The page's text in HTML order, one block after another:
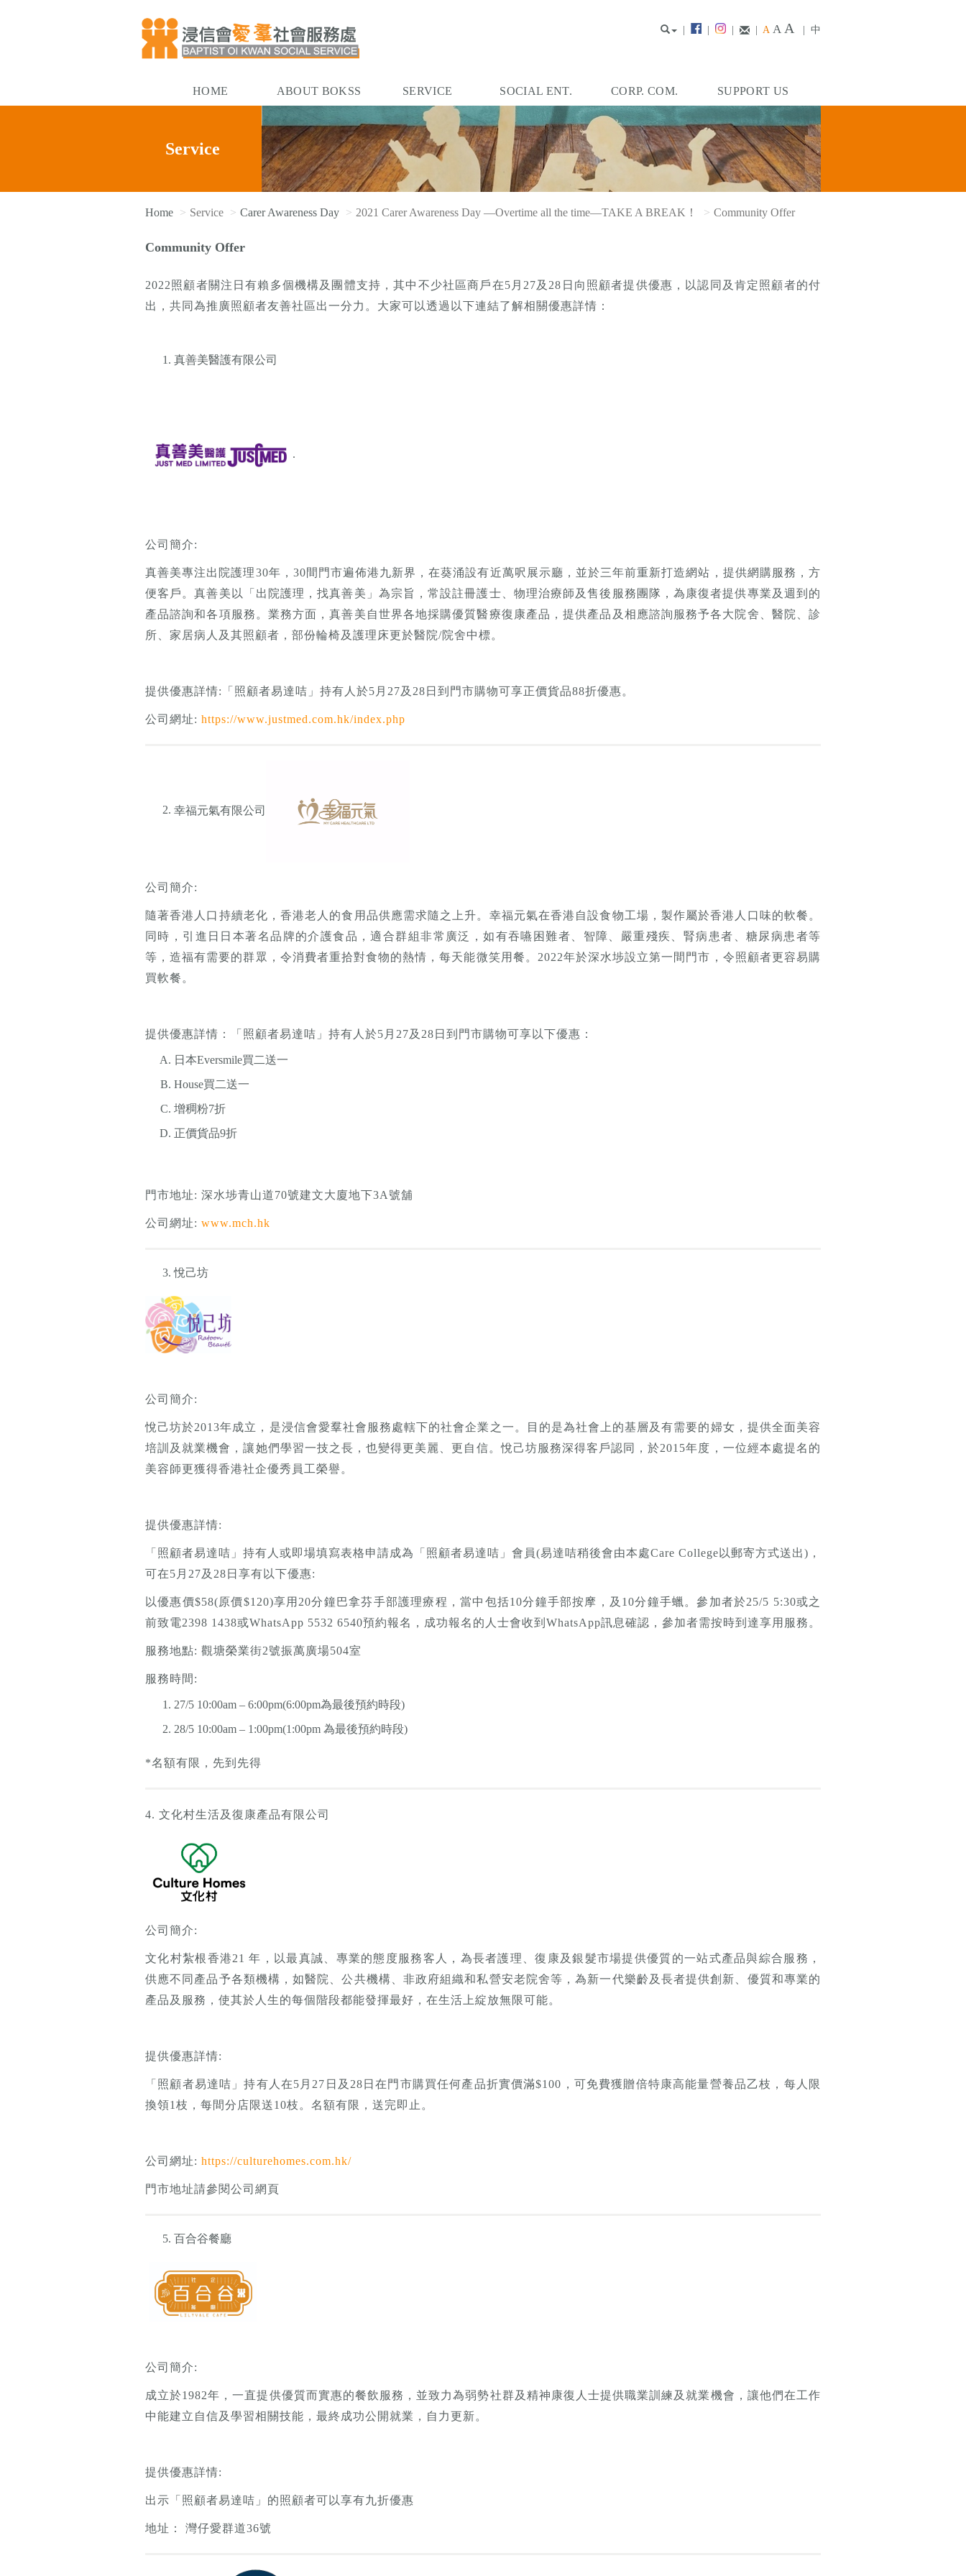
| | | A A A 中
HOME ABOUT BOKSS SERVICE SOCIAL ENT. CORP. COM. SUPPORT US
Service
Home Service Carer Awareness Day 2021 Carer Awareness Day —Overtime all the time—TAKE A BREAK！ Community Offer
Community Offer
2022照顧者關注日有賴多個機構及團體支持，其中不少社區商戶在5月27及28日向照顧者提供優惠，以認同及肯定照顧者的付
出，共同為推廣照顧者友善社區出一分力。大家可以透過以下連結了解相關優惠詳情：
真善美醫護有限公司
公司簡介:
真善美專注出院護理30年，30間門市遍佈港九新界，在葵涌設有近萬呎展示廳，並於三年前重新打造網站，提供網購服務，方
便客戶。真善美以「出院護理，找真善美」為宗旨，常設註冊護士、物理治療師及售後服務團隊，為康復者提供專業及週到的
產品諮詢和各項服務。業務方面，真善美自世界各地採購優質醫療復康產品，提供產品及相應諮詢服務予各大院舍、醫院、診
所、家居病人及其照顧者，部份輪椅及護理床更於醫院/院舍中標。
提供優惠詳情:「照顧者易達咭」持有人於5月27及28日到門市購物可享正價貨品88折優惠。
公司網址: https://www.justmed.com.hk/index.php
幸福元氣有限公司
公司簡介:
隨著香港人口持續老化，香港老人的食用品供應需求隨之上升。幸福元氣在香港自設食物工場，製作屬於香港人口味的軟餐。
同時，引進日日本著名品牌的介護食品，適合群組非常廣泛，如有吞嚥困難者、智障、嚴重殘疾、腎病患者、糖尿病患者等
等，造福有需要的群眾，令消費者重拾對食物的熱情，每天能微笑用餐。2022年於深水埗設立第一間門市，令照顧者更容易購
買軟餐。
提供優惠詳情：「照顧者易達咭」持有人於5月27及28日到門市購物可享以下優惠：
日本Eversmile買二送一
House買二送一
增稠粉7折
正價貨品9折
門市地址: 深水埗青山道70號建文大廈地下3A號舖
公司網址: www.mch.hk
悅己坊
公司簡介:
悅己坊於2013年成立，是浸信會愛羣社會服務處轄下的社會企業之一。目的是為社會上的基層及有需要的婦女，提供全面美容
培訓及就業機會，讓她們學習一技之長，也變得更美麗、更自信。悅己坊服務深得客戶認同，於2015年度，一位經本處提名的
美容師更獲得香港社企優秀員工榮譽。
提供優惠詳情:
「照顧者易達咭」持有人或即場填寫表格申請成為「照顧者易達咭」會員(易達咭稍後會由本處Care College以郵寄方式送出)，
可在5月27及28日享有以下優惠:
以優惠價$58(原價$120)享用20分鐘巴拿芬手部護理療程，當中包括10分鐘手部按摩，及10分鐘手蠟。參加者於25/5 5:30或之
前致電2398 1438或WhatsApp 5532 6540預約報名，成功報名的人士會收到WhatsApp訊息確認，參加者需按時到達享用服務。
服務地點: 觀塘榮業街2號振萬廣場504室
服務時間:
27/5 10:00am – 6:00pm(6:00pm為最後預約時段)
28/5 10:00am – 1:00pm(1:00pm 為最後預約時段)
*名額有限，先到先得
4. 文化村生活及復康產品有限公司
公司簡介:
文化村紮根香港21 年，以最真誠、專業的態度服務客人，為長者護理、復康及銀髮市場提供優質的一站式產品與綜合服務，
供應不同產品予各類機構，如醫院、公共機構、非政府組織和私營安老院舍等，為新一代樂齡及長者提供創新、優質和專業的
產品及服務，使其於人生的每個階段都能發揮最好，在生活上綻放無限可能。
提供優惠詳情:
「照顧者易達咭」持有人在5月27日及28日在門市購買任何產品折實價滿$100，可免費獲贈倍特康高能量營養品乙枝，每人限
換領1枝，每間分店限送10枝。名額有限，送完即止。
公司網址: https://culturehomes.com.hk/
門市地址請參閱公司網頁
百合谷餐廳
公司簡介:
成立於1982年，一直提供優質而實惠的餐飲服務，並致力為弱勢社群及精神康復人士提供職業訓練及就業機會，讓他們在工作
中能建立自信及學習相關技能，最終成功公開就業，自力更新。
提供優惠詳情:
出示「照顧者易達咭」的照顧者可以享有九折優惠
地址： 灣仔愛群道36號